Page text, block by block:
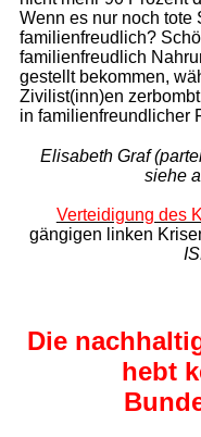
Wenn es nur noch tote
familienfreudlich?
familienfreudlich
gestellt bekommen,
Zivilist(inn)en
in familienfreundlicher
Elisabeth Graf
siehe
Verteidigung des
gängigen linken
Die
hebt